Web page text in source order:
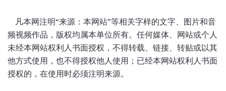
凡本网注明“来源：本网站”等相关字样的文字、图片和音
频视频作品，版权均属本单位所有。任何媒体、网站或个人
未经本网站权利人书面授权，不得转载、链接、转贴或以其
他方式使用，也不得授权他人使用；已经本网站权利人书面
授权的，在使用时必须注明来源。